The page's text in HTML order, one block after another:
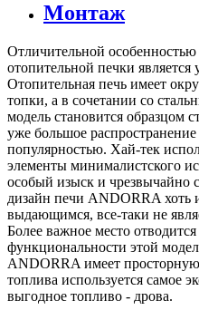
Монтаж
Отличительной особенностью
отопительной печки
Отопительная печь имеет
топки, а в сочетании со
модель становится образцом
уже большое
популярностью. Хай-тек
элементы минималистского
особый изыск и
дизайн печи ANDORRA хоть
выдающимся, все-таки не
Более важное место
функциональности этой
ANDORRA имеет просторную
топлива используется самое
выгодное топливо - дрова.